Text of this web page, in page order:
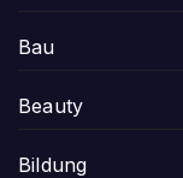
Bau
Beauty
Bildung